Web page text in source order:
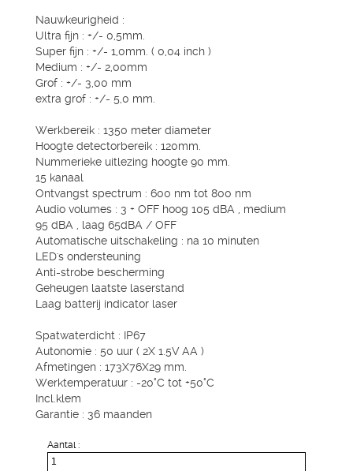
Nauwkeurigheid :
Ultra fijn : +/- 0,5mm.
Super fijn : +/- 1,0mm. ( 0,04 inch )
Medium : +/- 2,00mm
Grof : +/- 3,00 mm
extra grof : +/- 5,0 mm.
Werkbereik : 1350 meter diameter
Hoogte detectorbereik : 120mm.
Nummerieke uitlezing hoogte 90 mm.
15 kanaal
Ontvangst spectrum : 600 nm tot 800 nm
Audio volumes : 3 + OFF hoog 105 dBA , medium
95 dBA , laag 65dBA / OFF
Automatische uitschakeling : na 10 minuten
LED's ondersteuning
Anti-strobe bescherming
Geheugen laatste laserstand
Laag batterij indicator laser
Spatwaterdicht : IP67
Autonomie : 50 uur ( 2X 1.5V AA )
Afmetingen : 173X76X29 mm.
Werktemperatuur : -20°C tot +50°C
Incl.klem
Garantie : 36 maanden
Aantal :